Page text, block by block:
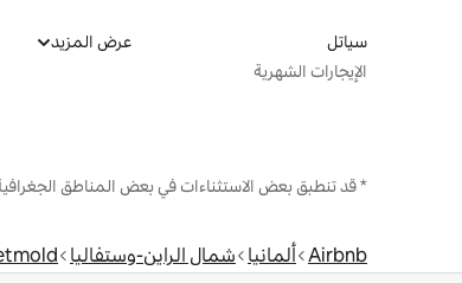
سياتل
الإيجارات الشهرية
عرض المزيد
* قد تنطبق بعض الاستثناءات في بعض المناطق
Airbnb ألمانيا شمال الراين-وستفاليا